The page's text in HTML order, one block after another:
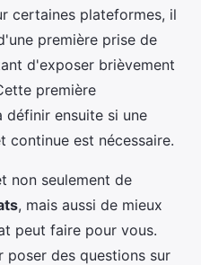
certaines plateformes, il
première prise de
d'exposer brièvement
première
ensuite si une
continue est nécessaire.
non seulement de
, mais aussi de mieux
peut faire pour vous.
poser des questions sur